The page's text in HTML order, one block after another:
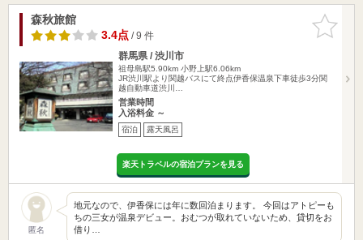
お気に入
りに追加
森秋旅館
3.4点/ 9 件
群馬県 / 渋川市
祖母島駅5.90km 小野上駅6.06km
JR渋川駅より関越バスにて終点伊香保温泉下車徒歩3分関
越自動車道渋川…
営業時間
入浴料金 ～
宿泊 露天風呂
楽天トラベルの宿泊プランを見る
匿名
地元なので、伊香保には年に数回泊まります。 今回はアトピーも
ちの三女が温泉デビュー。おむつが取れていないため、貸切をお
借り…